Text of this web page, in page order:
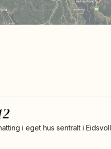
i eget hus sentralt i Eidsvoll